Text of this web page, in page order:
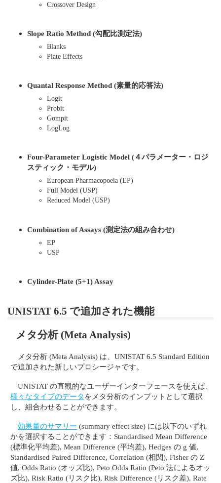
Crossover Design
Slope Ratio Method (勾配比測定法)
Blanks
Plate Effects
Quantal Response Method (素量的応答法)
Logit
Probit
Gompit
LogLog
Four-Parameter Logistic Model (４パラメーター・ロジ
スティック・モデル)
European Pharmacopoeia (EP)
Full Model (USP)
Reduced Model (USP)
Combination of Assays (測定法の組み合わせ)
EP
USP
Cylinder-Plate (5+1) Assay
UNISTAT 6.5 で追加された機能
メタ分析 (Meta Analysis)
メタ分析 (Meta Analysis) は、UNISTAT 6.5 Standard Edition
で追加された新しいプロシージャです。
UNISTAT の直観的なユーザーインターフェースを使えば、
様々なタイプのデータ をメタ分析のインプットとして選択
し、組合わせることができます。
効果量のサマリー (summary effect size) には以下のいずれ
かを選択することができます：Standardised Mean Difference
(標準化平均差), Mean Difference (平均差), Hedges の g 値,
Standardised Paired Difference, Correlation (相関), Fisher の Z
値, Odds Ratio (オッズ比), Peto Odds Ratio (Peto 法によるオッ
ズ比), Risk Ratio (リスク比), Risk Difference (リスク差), Rate